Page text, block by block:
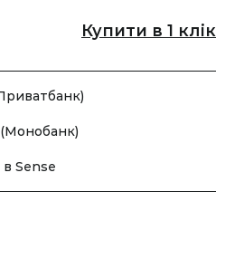
Купити в 1 клік
Sense